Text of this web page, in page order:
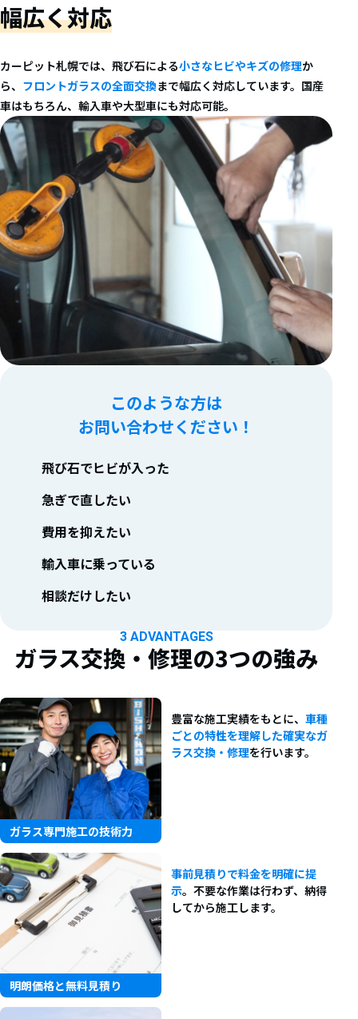
幅広く対応
カーピット札幌では、飛び石による小さなヒビやキズの修理か
ら、 フロントガラスの全面交換まで幅広く対応しています。国産
車はもちろん、輸入車や大型車にも対応可能。
このような方は
お問い合わせください！
飛び石でヒビが入った
急ぎで直したい
費用を抑えたい
輸入車に乗っている
相談だけしたい
3 ADVANTAGES
ガラス交換・修理の3つの強み
ガラス専門施工の技術力
豊富な施工実績をもとに、 車種
ごとの特性を理解した確実なガ
ラス交換・修理を行います。
明朗価格と無料見積り
事前見積りで料金を明確に提
示。不要な作業は行わず、納得
してから施工します。